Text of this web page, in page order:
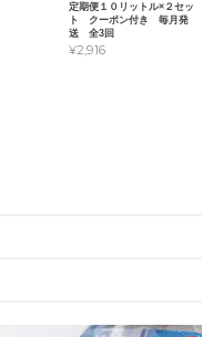
定期便１０リットル×２セッ
ト クーポン付き 毎月発
送 全3回
¥2,916